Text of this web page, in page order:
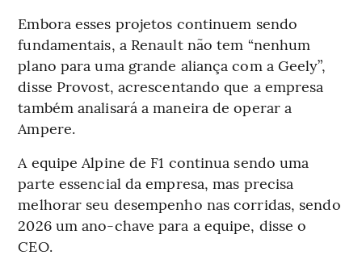
Embora esses projetos continuem sendo
fundamentais, a Renault não tem “nenhum
plano para uma grande aliança com a Geely”,
disse Provost, acrescentando que a empresa
também analisará a maneira de operar a
Ampere.
A equipe Alpine de F1 continua sendo uma
parte essencial da empresa, mas precisa
melhorar seu desempenho nas corridas, sendo
2026 um ano-chave para a equipe, disse o
CEO.